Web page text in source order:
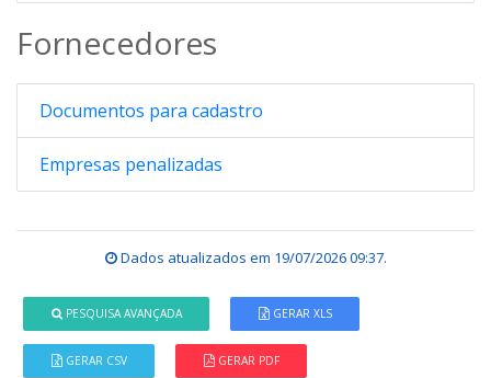
Fornecedores
Documentos para cadastro
Empresas penalizadas
Dados atualizados em 19/07/2026 09:37.
PESQUISA AVANÇADA GERAR XLS
GERAR CSV GERAR PDF